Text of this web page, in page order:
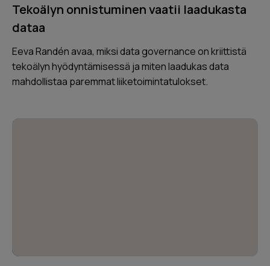
Tekoälyn onnistuminen vaatii laadukasta
dataa
Eeva Randén avaa, miksi data governance on kriittistä
tekoälyn hyödyntämisessä ja miten laadukas data
mahdollistaa paremmat liiketoimintatulokset.